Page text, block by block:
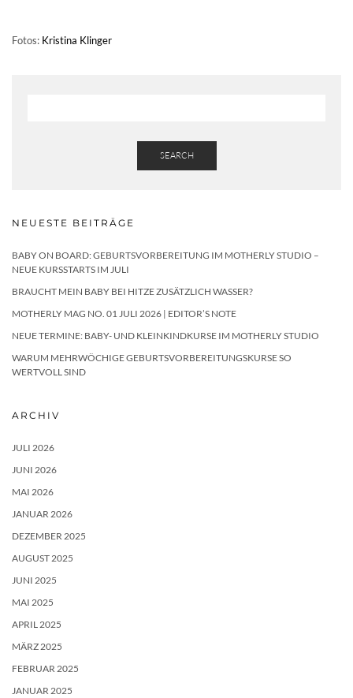
Fotos: Kristina Klinger
SEARCH
NEUESTE BEITRÄGE
BABY ON BOARD: GEBURTSVORBEREITUNG IM MOTHERLY STUDIO –
NEUE KURSSTARTS IM JULI
BRAUCHT MEIN BABY BEI HITZE ZUSÄTZLICH WASSER?
MOTHERLY MAG NO. 01 JULI 2026 | EDITOR’S NOTE
NEUE TERMINE: BABY- UND KLEINKINDKURSE IM MOTHERLY STUDIO
WARUM MEHRWÖCHIGE GEBURTSVORBEREITUNGSKURSE SO
WERTVOLL SIND
ARCHIV
JULI 2026
JUNI 2026
MAI 2026
JANUAR 2026
DEZEMBER 2025
AUGUST 2025
JUNI 2025
MAI 2025
APRIL 2025
MÄRZ 2025
FEBRUAR 2025
JANUAR 2025